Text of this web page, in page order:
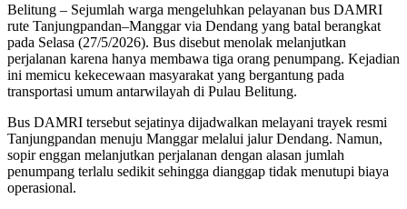
Belitung – Sejumlah warga mengeluhkan pelayanan bus DAMRI
rute Tanjungpandan–Manggar via Dendang yang batal berangkat
pada Selasa (27/5/2026). Bus disebut menolak melanjutkan
perjalanan karena hanya membawa tiga orang penumpang. Kejadian
ini memicu kekecewaan masyarakat yang bergantung pada
transportasi umum antarwilayah di Pulau Belitung.
Bus DAMRI tersebut sejatinya dijadwalkan melayani trayek resmi
Tanjungpandan menuju Manggar melalui jalur Dendang. Namun,
sopir enggan melanjutkan perjalanan dengan alasan jumlah
penumpang terlalu sedikit sehingga dianggap tidak menutupi biaya
operasional.